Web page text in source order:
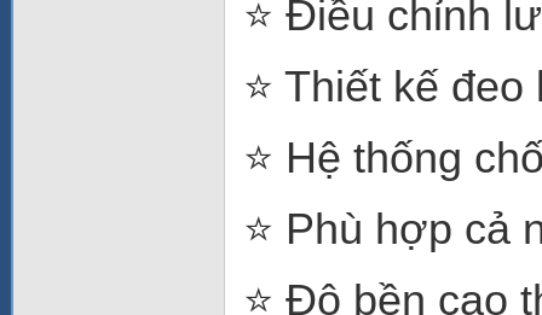
⭐ Điều chỉnh
⭐ Thiết kế
⭐ Hệ thống
⭐ Phù hợp cả
⭐ Độ bền cao